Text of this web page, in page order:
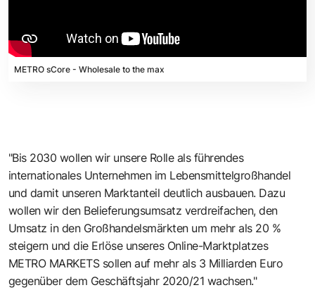
METRO sCore - Wholesale to the max
"Bis 2030 wollen wir unsere Rolle als führendes
internationales Unternehmen im Lebensmittelgroßhandel
und damit unseren Marktanteil deutlich ausbauen. Dazu
wollen wir den Belieferungsumsatz verdreifachen, den
Umsatz in den Großhandelsmärkten um mehr als 20 %
steigern und die Erlöse unseres Online-Marktplatzes
METRO MARKETS sollen auf mehr als 3 Milliarden Euro
gegenüber dem Geschäftsjahr 2020/21 wachsen."